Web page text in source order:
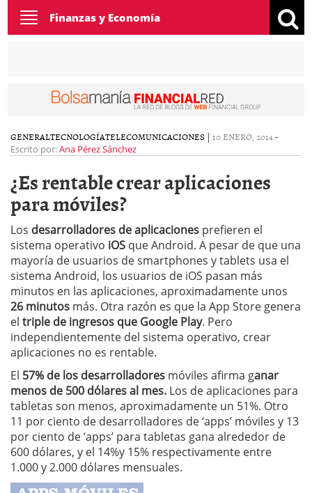
Toggle
navigation
Finanzas y Economía
GENERALTECNOLOGÍATELECOMUNICACIONES | 10 ENERO, 2014-
Escrito por:Ana Pérez Sánchez
¿Es rentable crear aplicaciones
para móviles?
Los desarrolladores de aplicaciones prefieren el
sistema operativo iOS que Android. A pesar de que una
mayoría de usuarios de smartphones y tablets usa el
sistema Android, los usuarios de iOS pasan más
minutos en las aplicaciones, aproximadamente unos
26 minutos más. Otra razón es que la App Store genera
el triple de ingresos que Google Play. Pero
independientemente del sistema operativo, crear
aplicaciones no es rentable.
El 57% de los desarrolladores móviles afirma ganar
menos de 500 dólares al mes. Los de aplicaciones para
tabletas son menos, aproximadamente un 51%. Otro
11 por ciento de desarrolladores de ‘apps’ móviles y 13
por ciento de ‘apps’ para tabletas gana alrededor de
600 dólares, y el 14%y 15% respectivamente entre
1.000 y 2.000 dólares mensuales.